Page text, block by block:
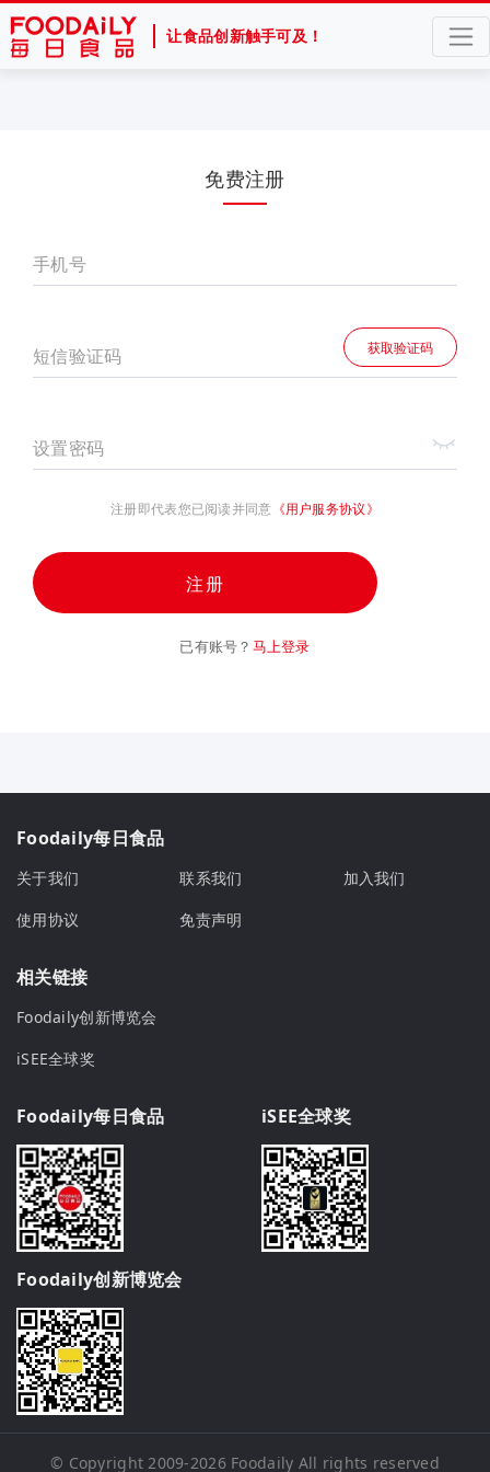
让食品创新触手可及！
免费注册
手机号
短信验证码 获取验证码
设置密码
注册即代表您已阅读并同意 《用户服务协议》
注册
已有账号？ 马上登录
Foodaily每日食品
关于我们 联系我们
加入我们
使用协议
免责声明
相关链接
Foodaily创新博览会
iSEE全球奖
Foodaily每日食品 iSEE全球奖
Foodaily创新博览会
© Copyright 2009-2026 Foodaily All rights reserved